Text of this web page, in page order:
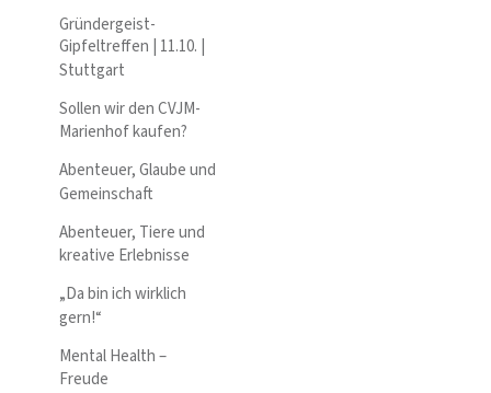
Gründergeist-
Gipfeltreffen | 11.10. |
Stuttgart
Sollen wir den CVJM-
Marienhof kaufen?
Abenteuer, Glaube und
Gemeinschaft
Abenteuer, Tiere und
kreative Erlebnisse
„Da bin ich wirklich
gern!“
Mental Health –
Freude